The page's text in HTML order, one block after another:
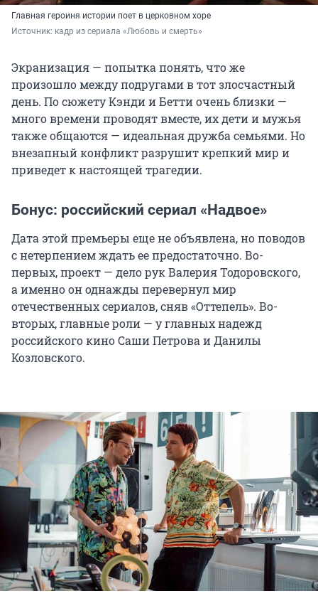
Главная героиня истории поет в церковном хоре
Источник: кадр из сериала «Любовь и смерть»
Экранизация — попытка понять, что же
произошло между подругами в тот злосчастный
день. По сюжету Кэнди и Бетти очень близки —
много времени проводят вместе, их дети и мужья
также общаются — идеальная дружба семьями. Но
внезапный конфликт разрушит крепкий мир и
приведет к настоящей трагедии.
Бонус: российский сериал «Надвое»
Дата этой премьеры еще не объявлена, но поводов
с нетерпением ждать ее предостаточно. Во-
первых, проект — дело рук Валерия Тодоровского,
а именно он однажды перевернул мир
отечественных сериалов, сняв «Оттепель». Во-
вторых, главные роли — у главных надежд
российского кино Саши Петрова и Данилы
Козловского.